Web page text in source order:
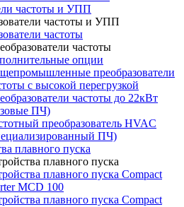
частоты и УПП
частоты и УПП
частоты
частоты
опции
преобразователи
с высокой перегрузкой
частоты до 22кВт
ПЧ)
преобразователь HVAC
ПЧ)
плавного пуска
плавного пуска
плавного пуска Compact
MCD 100
плавного пуска Compact